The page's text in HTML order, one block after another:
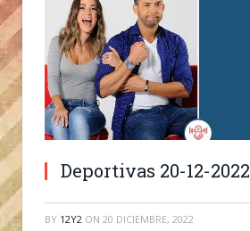
Deportivas 20-12-2022
BY 12Y2 ON 20 DICIEMBRE, 2022